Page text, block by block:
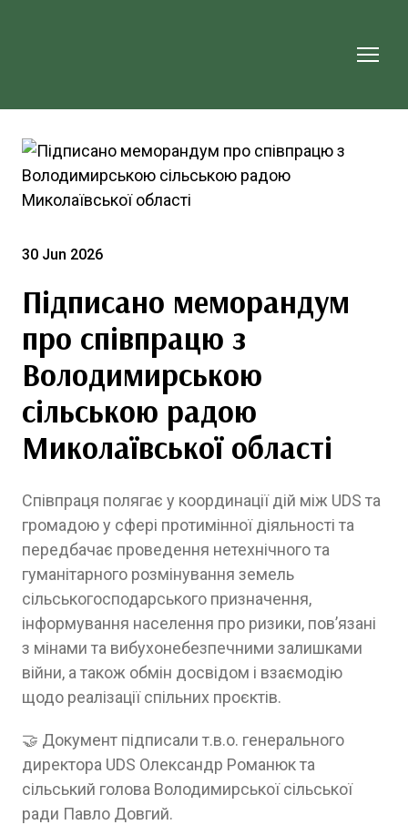
30 Jun 2026
Підписано меморандум
про співпрацю з
Володимирською
сільською радою
Миколаївської області
Співпраця полягає у координації дій між UDS та
громадою у сфері протимінної діяльності та
передбачає проведення нетехнічного та
гуманітарного розмінування земель
сільськогосподарського призначення,
інформування населення про ризики, пов’язані
з мінами та вибухонебезпечними залишками
війни, а також обмін досвідом і взаємодію
щодо реалізації спільних проєктів.
🤝 Документ підписали т.в.о. генерального
директора UDS Олександр Романюк та
сільський голова Володимирської сільської
ради Павло Довгий.